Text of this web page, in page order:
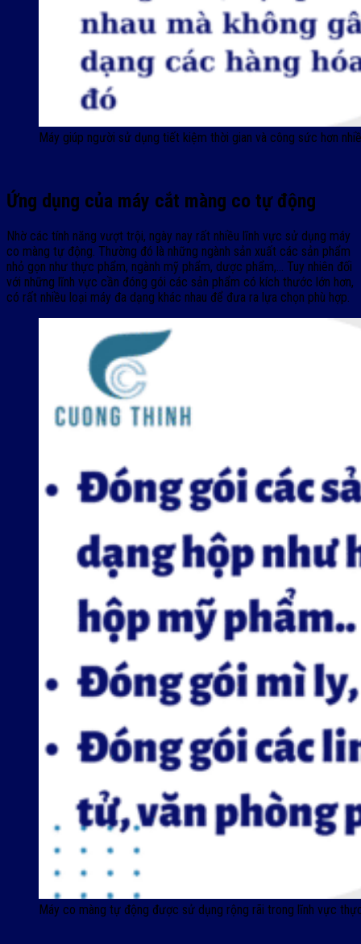
Máy giúp người sử dụng tiết kiệm thời gian và công sức hơn
Ứng dụng của máy cắt màng co tự động
Nhờ các tính năng vượt trội, ngày nay rất nhiều lĩnh vực sử dụng máy
co màng tự động. Thường đó là những ngành sản xuất các sản phẩm
nhỏ gọn như thực phẩm, ngành mỹ phẩm, dược phẩm,… Tuy nhiên đối
với những lĩnh vực cần đóng gói các sản phẩm có kích thước lớn hơn,
có rất nhiều loại máy đa dạng khác nhau để đưa ra lựa chọn phù hợp.
Máy co màng tự động được sử dụng rộng rãi trong lĩnh vực